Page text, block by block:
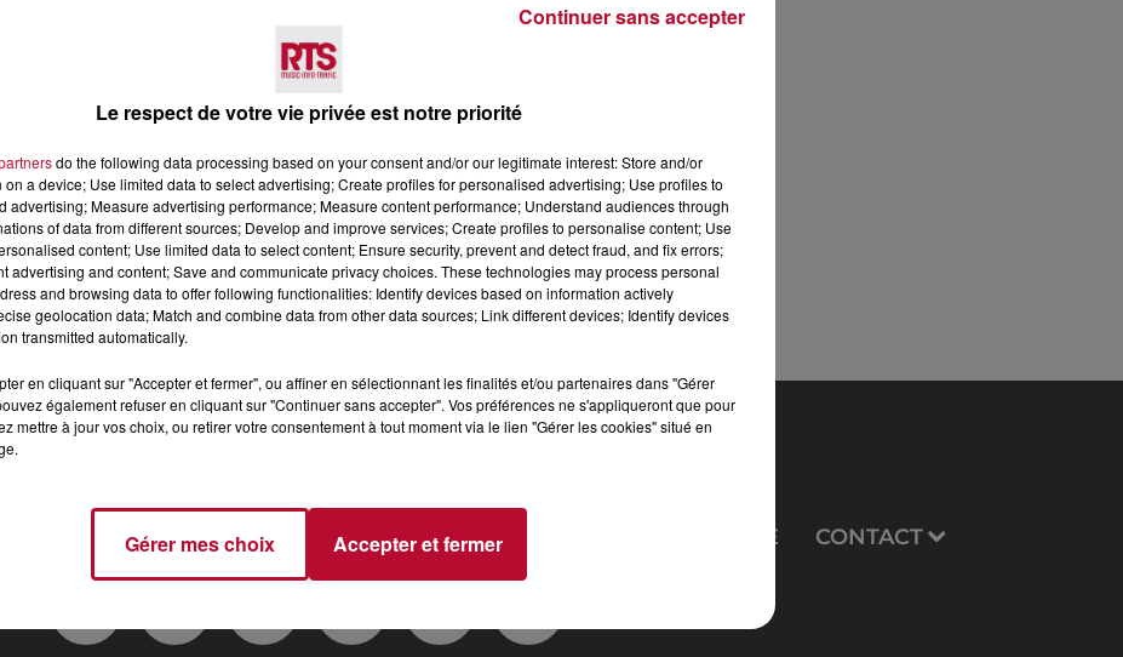
du dépôt de cookies que vous avez exprimé. Si vous
votre accord en cliquant sur le bouton ci-dessous.
Afficher l'élément
et comédienne française plus connue sous le nom de
eu l'idée d’interpréter sur scène le personnage de Mado
? Qu'elle a été le premier métier de Noëlle Perna ? Connait-
belle interview de Noëlle Perna. Noëlle reviendra
dont elle a entamé une tournée nationale.
TOP INDÉ CKOI CE TITRE ? SORTIR PUBLICITÉ CONTACT
Le respect de votre vie privée est notre priorité
do the following data processing based on your consent and/or our legitimate interest: Store and/or
on a device; Use limited data to select advertising; Create profiles for personalised advertising; Use profiles to
advertising; Measure advertising performance; Measure content performance; Understand audiences through
of data from different sources; Develop and improve services; Create profiles to personalise content; Use
content; Use limited data to select content; Ensure security, prevent and detect fraud, and fix errors;
advertising and content; Save and communicate privacy choices. These technologies may process personal
and browsing data to offer following functionalities: Identify devices based on information actively
geolocation data; Match and combine data from other data sources; Link different devices; Identify devices
transmitted automatically.
en cliquant sur "Accepter et fermer", ou affiner en sélectionnant les finalités et/ou partenaires dans "Gérer
également refuser en cliquant sur "Continuer sans accepter". Vos préférences ne s'appliqueront que pour
mettre à jour vos choix, ou retirer votre consentement à tout moment via le lien "Gérer les cookies" situé en
Gérer mes choix Accepter et fermer
Continuer sans accepter